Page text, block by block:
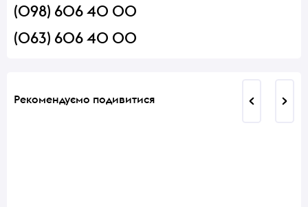
(098) 606 40 00
(063) 606 40 00
Рекомендуємо подивитися